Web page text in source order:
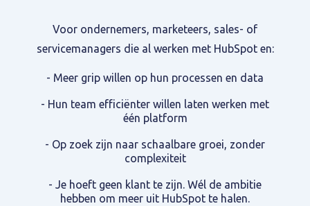
Voor ondernemers, marketeers, sales- of
servicemanagers die al werken met HubSpot en:
- Meer grip willen op hun processen en data
- Hun team efficiënter willen laten werken met
één platform
- Op zoek zijn naar schaalbare groei, zonder
complexiteit
- Je hoeft geen klant te zijn. Wél de ambitie
hebben om meer uit HubSpot te halen.